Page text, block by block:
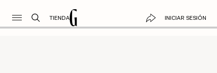
TIENDA INICIAR SESIÓN